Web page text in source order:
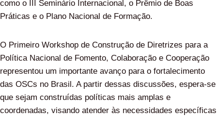
como o III Seminário Internacional, o Prêmio de Boas
Práticas e o Plano Nacional de Formação.
O Primeiro Workshop de Construção de Diretrizes para a
Política Nacional de Fomento, Colaboração e Cooperação
representou um importante avanço para o fortalecimento
das OSCs no Brasil. A partir dessas discussões, espera-se
que sejam construídas políticas mais amplas e
coordenadas, visando atender às necessidades específicas